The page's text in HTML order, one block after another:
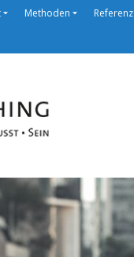
Methoden